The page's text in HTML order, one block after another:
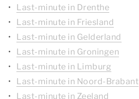
Last-minute in Drenthe
Last-minute in Friesland
Last-minute in Gelderland
Last-minute in Groningen
Last-minute in Limburg
Last-minute in Noord-Brabant
Last-minute in Zeeland